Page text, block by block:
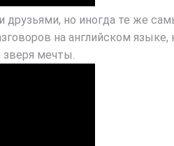
но иногда те же
на английском
зверя мечты.